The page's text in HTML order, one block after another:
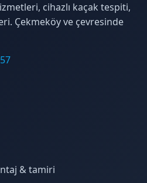
cihazlı kaçak tespiti,
Çekmeköy ve çevresinde
& tamiri